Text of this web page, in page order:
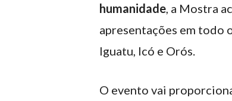
humanidade , a Mostra
apresentações em todo
Iguatu, Icó e Orós.
O evento vai